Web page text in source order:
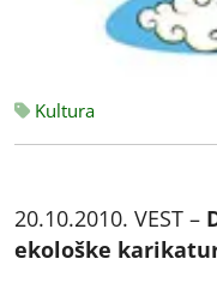
Kultura
20.10.2010. VEST –
ekološke